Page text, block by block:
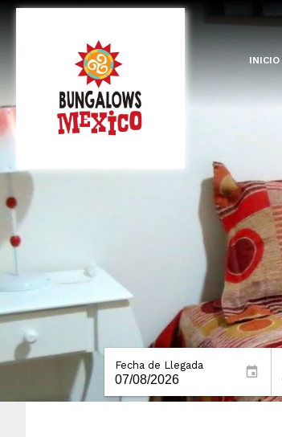
INICIO
Fecha de Llegada